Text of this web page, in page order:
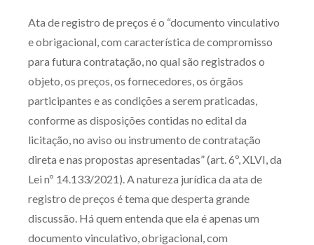
Zênite in Company
Diferenciais
Receba por RSS
Av. Sete de Setembro, 4698
Batel Curitiba/PR CEP80240-000
Telefone (41) 2109-8666
Whatsapp (41) 98881-6616
Ata de registro de preços é o “documento vinculativo
e obrigacional, com característica de compromisso
para futura contratação, no qual são registrados o
objeto, os preços, os fornecedores, os órgãos
participantes e as condições a serem praticadas,
conforme as disposições contidas no edital da
licitação, no aviso ou instrumento de contratação
direta e nas propostas apresentadas” (art. 6º, XLVI, da
Lei nº 14.133/2021). A natureza jurídica da ata de
registro de preços é tema que desperta grande
discussão. Há quem entenda que ela é apenas um
documento vinculativo, obrigacional, com